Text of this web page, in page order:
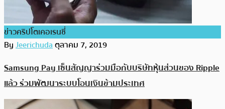
ข่าวคริปโตเคอเรนซี่
ByJeerichudaตุลาคม 7, 2019
Samsung Pay เซ็นสัญญาร่วมมือกับบริษัทหุ้นส่วนของ Ripple
แล้ว ร่วมพัฒนาระบบโอนเงินข้ามประเทศ